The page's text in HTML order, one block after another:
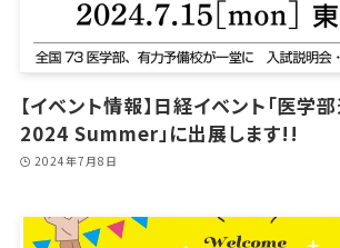
【イベント情報】日経イベント「医学
2024 Summer」に出展します!!
2024年7月8日